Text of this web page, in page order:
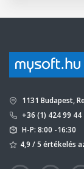
1131 Budapest,
+36 (1) 424 99 44
H-P: 8:00 -16:30
4,9 / 5 értékelés